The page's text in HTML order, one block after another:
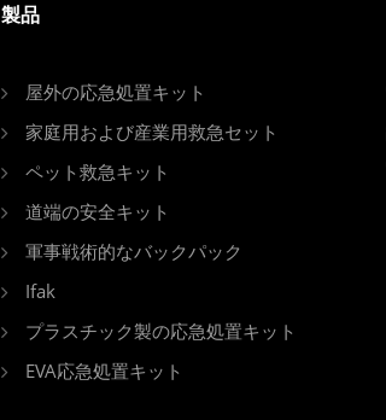
製品
屋外の応急処置キット
家庭用および産業用救急セット
ペット救急キット
道端の安全キット
軍事戦術的なバックパック
Ifak
プラスチック製の応急処置キット
EVA応急処置キット